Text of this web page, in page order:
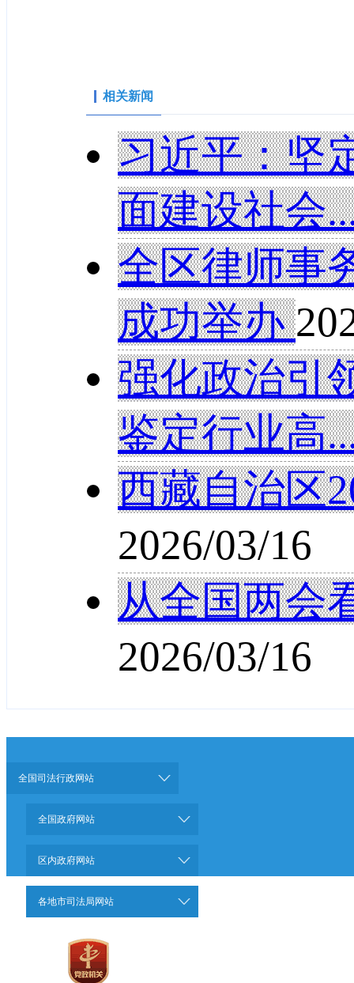
相关新闻
习近平：坚
面建设社会
全区律师事
成功举办
强化政治引
鉴定行业高
西藏自治区
2026/03/16
从全国两会
2026/03/16
全国司法行政网站
全国政府网站
区内政府网站
各地市司法局网站